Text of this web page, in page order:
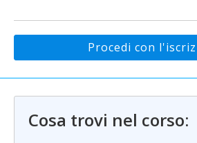
Procedi con
Cosa trovi nel corso: